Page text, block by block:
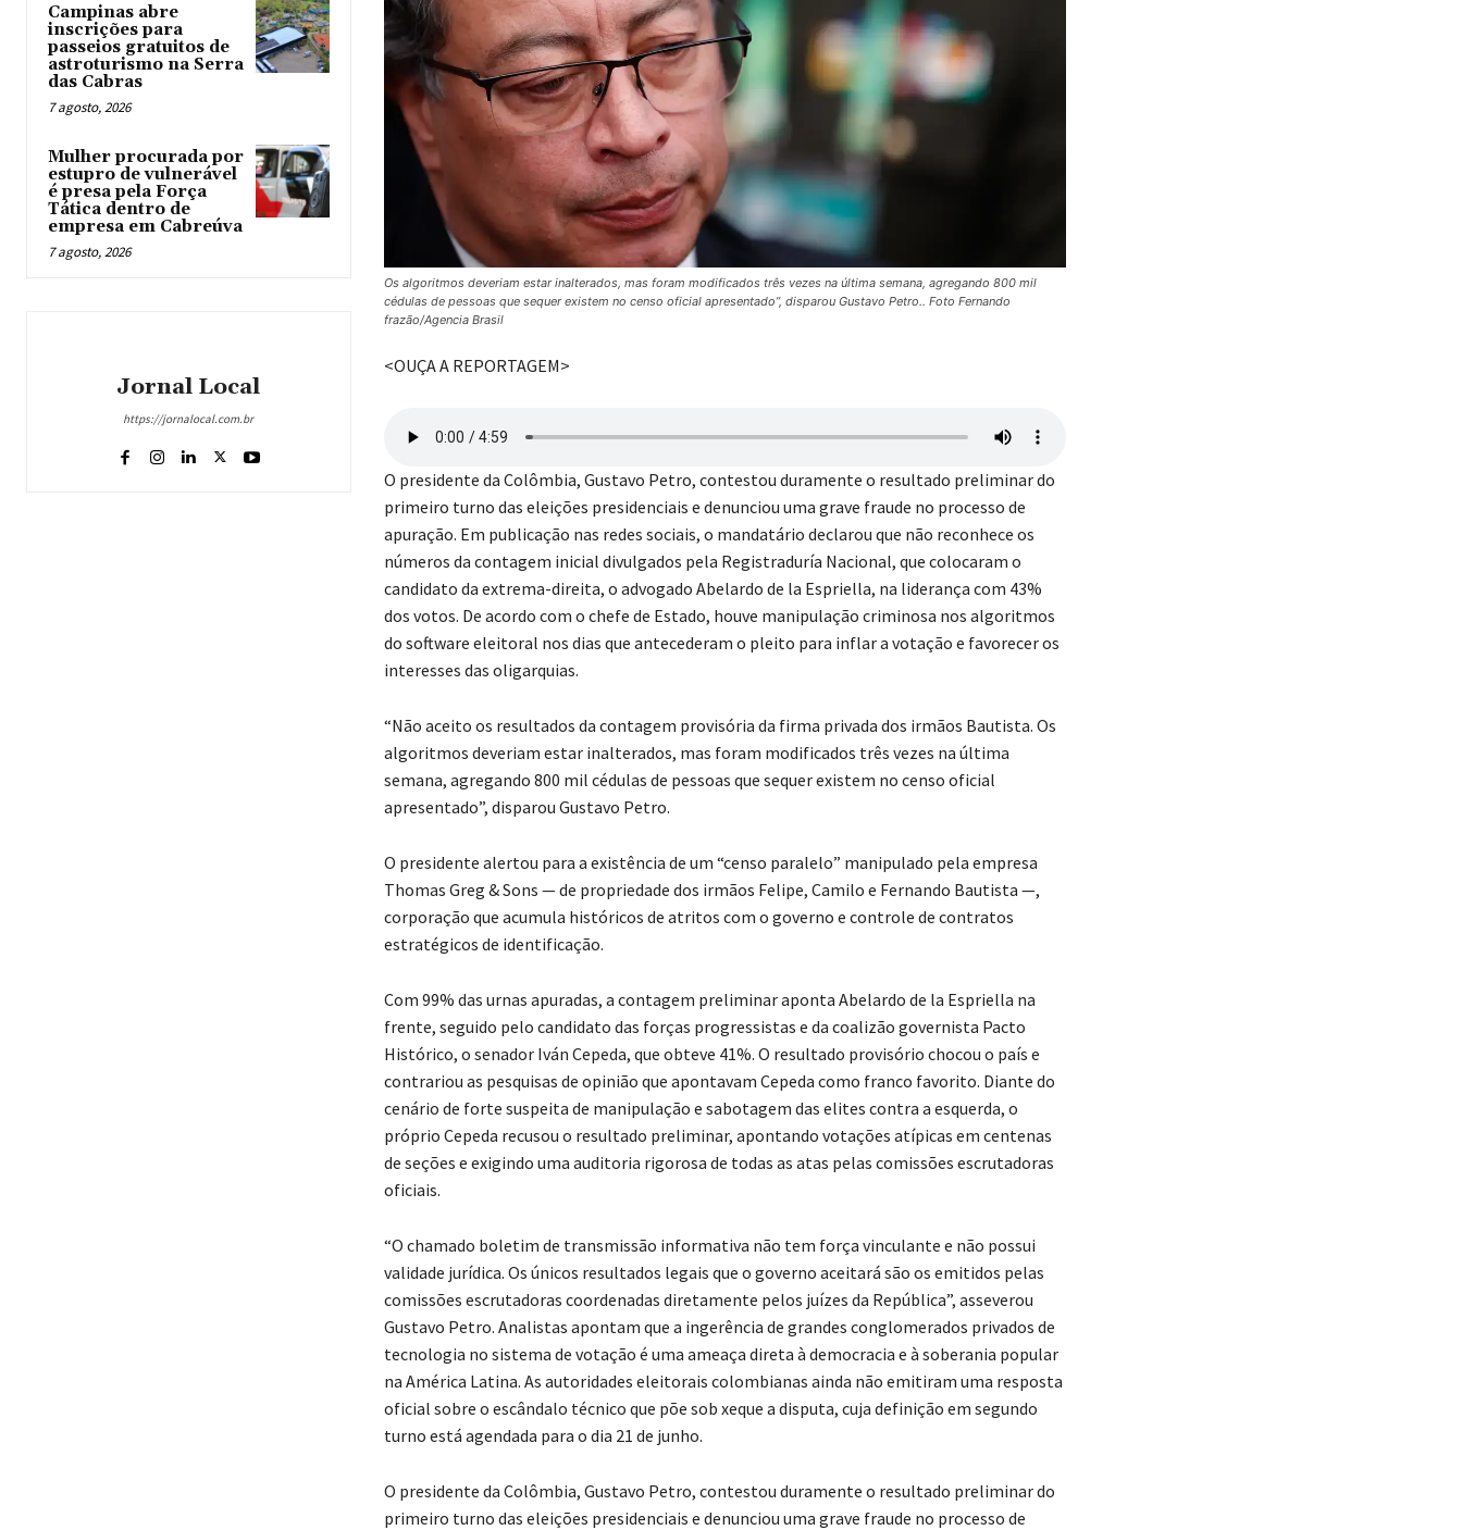
Campinas abre
inscrições para
passeios gratuitos de
astroturismo na Serra
das Cabras
7 agosto, 2026
Mulher procurada por
estupro de vulnerável
é presa pela Força
Tática dentro de
empresa em Cabreúva
7 agosto, 2026
Jornal Local
https://jornalocal.com.br
Os algoritmos deveriam estar inalterados, mas foram modificados três vezes na última semana, agregando 800 mil
cédulas de pessoas que sequer existem no censo oficial apresentado”, disparou Gustavo Petro.. Foto Fernando
frazão/Agencia Brasil
<OUÇA A REPORTAGEM>
O presidente da Colômbia, Gustavo Petro, contestou duramente o resultado preliminar do
primeiro turno das eleições presidenciais e denunciou uma grave fraude no processo de
apuração. Em publicação nas redes sociais, o mandatário declarou que não reconhece os
números da contagem inicial divulgados pela Registraduría Nacional, que colocaram o
candidato da extrema-direita, o advogado Abelardo de la Espriella, na liderança com 43%
dos votos. De acordo com o chefe de Estado, houve manipulação criminosa nos algoritmos
do software eleitoral nos dias que antecederam o pleito para inflar a votação e favorecer os
interesses das oligarquias.
“Não aceito os resultados da contagem provisória da firma privada dos irmãos Bautista. Os
algoritmos deveriam estar inalterados, mas foram modificados três vezes na última
semana, agregando 800 mil cédulas de pessoas que sequer existem no censo oficial
apresentado”, disparou Gustavo Petro.
O presidente alertou para a existência de um “censo paralelo” manipulado pela empresa
Thomas Greg & Sons — de propriedade dos irmãos Felipe, Camilo e Fernando Bautista —,
corporação que acumula históricos de atritos com o governo e controle de contratos
estratégicos de identificação.
Com 99% das urnas apuradas, a contagem preliminar aponta Abelardo de la Espriella na
frente, seguido pelo candidato das forças progressistas e da coalizão governista Pacto
Histórico, o senador Iván Cepeda, que obteve 41%. O resultado provisório chocou o país e
contrariou as pesquisas de opinião que apontavam Cepeda como franco favorito. Diante do
cenário de forte suspeita de manipulação e sabotagem das elites contra a esquerda, o
próprio Cepeda recusou o resultado preliminar, apontando votações atípicas em centenas
de seções e exigindo uma auditoria rigorosa de todas as atas pelas comissões escrutadoras
oficiais.
“O chamado boletim de transmissão informativa não tem força vinculante e não possui
validade jurídica. Os únicos resultados legais que o governo aceitará são os emitidos pelas
comissões escrutadoras coordenadas diretamente pelos juízes da República”, asseverou
Gustavo Petro. Analistas apontam que a ingerência de grandes conglomerados privados de
tecnologia no sistema de votação é uma ameaça direta à democracia e à soberania popular
na América Latina. As autoridades eleitorais colombianas ainda não emitiram uma resposta
oficial sobre o escândalo técnico que põe sob xeque a disputa, cuja definição em segundo
turno está agendada para o dia 21 de junho.
O presidente da Colômbia, Gustavo Petro, contestou duramente o resultado preliminar do
primeiro turno das eleições presidenciais e denunciou uma grave fraude no processo de